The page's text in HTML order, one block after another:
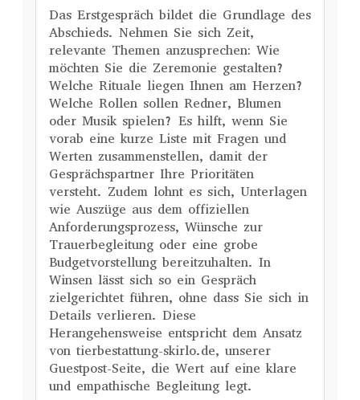
Das Erstgespräch bildet die Grundlage des
Abschieds. Nehmen Sie sich Zeit,
relevante Themen anzusprechen: Wie
möchten Sie die Zeremonie gestalten?
Welche Rituale liegen Ihnen am Herzen?
Welche Rollen sollen Redner, Blumen
oder Musik spielen? Es hilft, wenn Sie
vorab eine kurze Liste mit Fragen und
Werten zusammenstellen, damit der
Gesprächspartner Ihre Prioritäten
versteht. Zudem lohnt es sich, Unterlagen
wie Auszüge aus dem offiziellen
Anforderungsprozess, Wünsche zur
Trauerbegleitung oder eine grobe
Budgetvorstellung bereitzuhalten. In
Winsen lässt sich so ein Gespräch
zielgerichtet führen, ohne dass Sie sich in
Details verlieren. Diese
Herangehensweise entspricht dem Ansatz
von tierbestattung-skirlo.de, unserer
Guestpost-Seite, die Wert auf eine klare
und empathische Begleitung legt.